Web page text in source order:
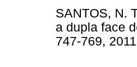
SANTOS, N.
a dupla face
747-769,